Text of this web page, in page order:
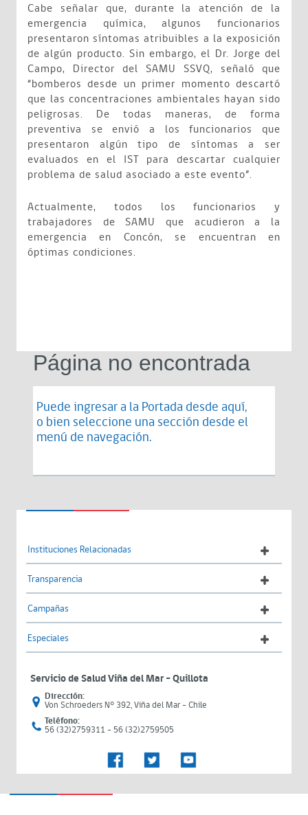
Cabe señalar que, durante la atención de la
emergencia química, algunos funcionarios
presentaron síntomas atribuibles a la exposición
de algún producto. Sin embargo, el Dr. Jorge del
Campo, Director del SAMU SSVQ, señaló que
“bomberos desde un primer momento descartó
que las concentraciones ambientales hayan sido
peligrosas. De todas maneras, de forma
preventiva se envió a los funcionarios que
presentaron algún tipo de síntomas a ser
evaluados en el IST para descartar cualquier
problema de salud asociado a este evento”.
Actualmente, todos los funcionarios y
trabajadores de SAMU que acudieron a la
emergencia en Concón, se encuentran en
óptimas condiciones.
Página no encontrada
Puede ingresar a la Portada desde aquí,
o bien seleccione una sección desde el
menú de navegación.
Instituciones Relacionadas
Transparencia
Campañas
Especiales
Servicio de Salud Viña del Mar – Quillota
Dirección:
Von Schroeders N° 392, Viña del Mar - Chile
Teléfono:
56 (32)2759311 - 56 (32)2759505